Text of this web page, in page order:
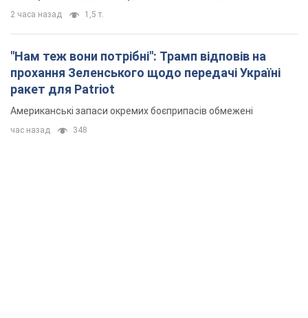
2 часа назад 1,5 т.
"Нам теж вони потрібні": Трамп відповів на
прохання Зеленського щодо передачі Україні
ракет для Patriot
Американські запаси окремих боєприпасів обмежені
час назад 348